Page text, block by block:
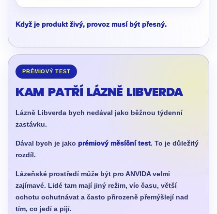
Když je produkt živý, provoz musí být přesný.
PRÉMIOVÝ TEST
KAM PATŘÍ LÁZNĚ LIBVERDA
Lázně Libverda bych nedával jako běžnou týdenní
zastávku.
Dával bych je jako prémiový měsíční test. To je důležitý
rozdíl.
Lázeňské prostředí může být pro ANVIDA velmi
zajímavé. Lidé tam mají jiný režim, víc času, větší
ochotu ochutnávat a často přirozeně přemýšlejí nad
tím, co jedí a pijí.